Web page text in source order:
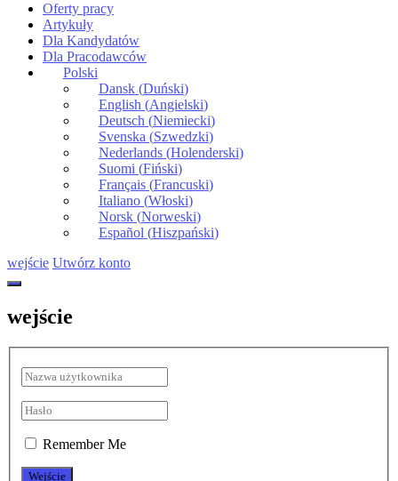
Oferty pracy
Artykuły
Dla Kandydatów
Dla Pracodawców
Polski
Dansk(Duński)
English (Angielski)
Deutsch (Niemiecki)
Svenska (Szwedzki)
Nederlands(Holenderski)
Suomi (Fiński)
Français(Francuski)
Italiano(Włoski)
Norsk(Norweski)
Español (Hiszpański)
wejście Utwórz konto
wejście
Remember Me